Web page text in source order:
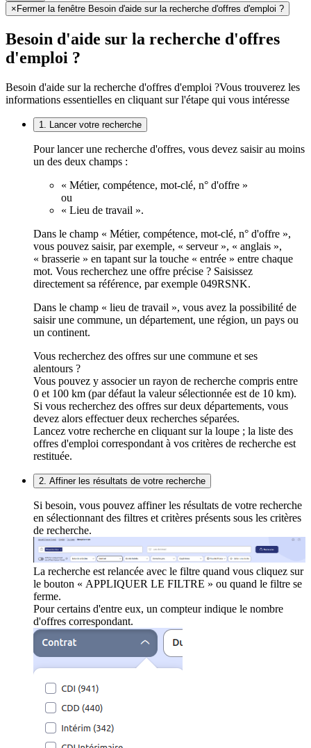
×Fermer la fenêtre Besoin d'aide sur la recherche d'offres d'emploi ?
Besoin d'aide sur la recherche d'offres
d'emploi ?
Besoin d'aide sur la recherche d'offres d'emploi ?Vous trouverez les
informations essentielles en cliquant sur l'étape qui vous intéresse
1. Lancer votre recherche
Pour lancer une recherche d'offres, vous devez saisir au moins
un des deux champs :
« Métier, compétence, mot-clé, n° d'offre »
ou
« Lieu de travail ».
Dans le champ « Métier, compétence, mot-clé, n° d'offre »,
vous pouvez saisir, par exemple, « serveur », « anglais »,
« brasserie » en tapant sur la touche « entrée » entre chaque
mot. Vous recherchez une offre précise ? Saisissez
directement sa référence, par exemple 049RSNK.
Dans le champ « lieu de travail », vous avez la possibilité de
saisir une commune, un département, une région, un pays ou
un continent.
Vous recherchez des offres sur une commune et ses
alentours ?
Vous pouvez y associer un rayon de recherche compris entre
0 et 100 km (par défaut la valeur sélectionnée est de 10 km).
Si vous recherchez des offres sur deux départements, vous
devez alors effectuer deux recherches séparées.
Lancez votre recherche en cliquant sur la loupe ; la liste des
offres d'emploi correspondant à vos critères de recherche est
restituée.
2. Affiner les résultats de votre recherche
Si besoin, vous pouvez affiner les résultats de votre recherche
en sélectionnant des filtres et critères présents sous les critères
de recherche.
La recherche est relancée avec le filtre quand vous cliquez sur
le bouton « APPLIQUER LE FILTRE » ou quand le filtre se
ferme.
Pour certains d'entre eux, un compteur indique le nombre
d'offres correspondant.